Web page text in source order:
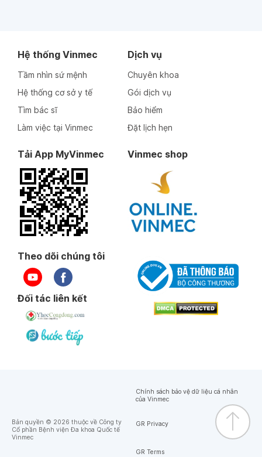
Hệ thống Vinmec
Tầm nhìn sứ mệnh
Hệ thống cơ sở y tế
Tìm bác sĩ
Làm việc tại Vinmec
Dịch vụ
Chuyên khoa
Gói dịch vụ
Bảo hiểm
Đặt lịch hẹn
Tải App MyVinmec Vinmec shop
Theo dõi chúng tôi
Đối tác liên kết
Bản quyền © 2026 thuộc về Công ty
Cổ phần Bệnh viện Đa khoa Quốc tế
Vinmec
Chính sách bảo vệ dữ liệu cá nhân
của Vinmec
GR Privacy
GR Terms